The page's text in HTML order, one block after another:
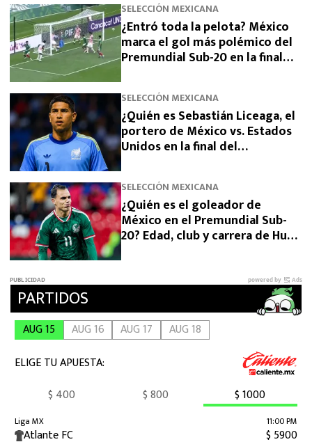
SELECCIÓN MEXICANA
¿Entró toda la pelota? México
marca el gol más polémico del
Premundial Sub-20 en la final
SELECCIÓN MEXICANA
¿Quién es Sebastián Liceaga, el
portero de México vs. Estados
Unidos en la final del
carrera
SELECCIÓN MEXICANA
¿Quién es el goleador de
México en el Premundial Sub-
20? Edad, club y carrera de Hugo